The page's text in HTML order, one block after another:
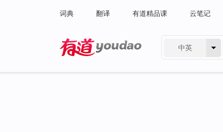
词典 翻译 有道精品课 云笔记
中英